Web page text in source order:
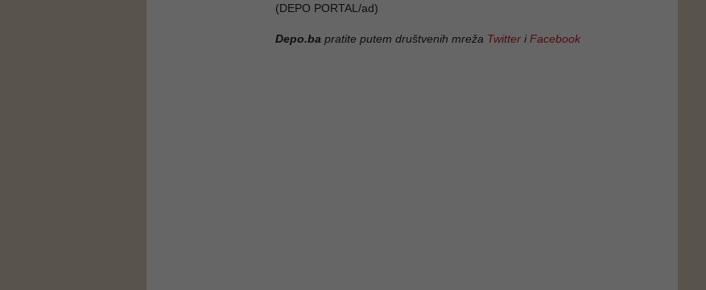
(DEPO PORTAL/ad)
Depo.ba pratite putem društvenih mreža Twitter iFacebook